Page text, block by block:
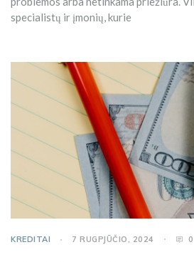
specialistų ir įmonių, kurie
KREDITAI 7 RUGPJŪČIO, 2024 0